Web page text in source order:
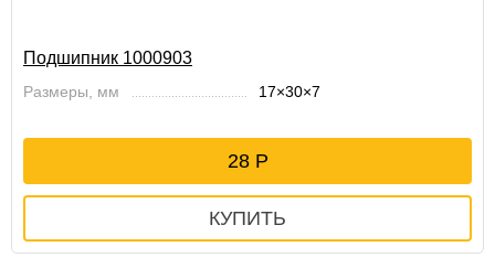
Подшипник 1000903
Размеры, мм 17×30×7
28